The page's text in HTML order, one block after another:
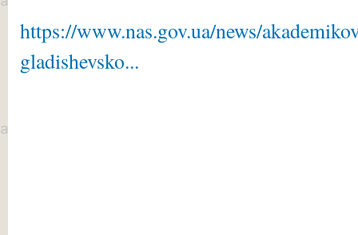
https://www.nas.gov.ua/news/
gladishevsko...